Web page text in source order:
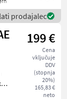
prodajalec
199 €
Cena
vključuje
DDV
(stopnja
20%)
165,83 €
neto
-